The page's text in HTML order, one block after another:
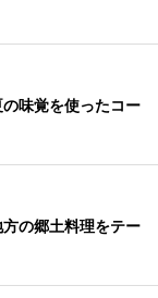
味覚を使ったコー
の郷土料理をテー